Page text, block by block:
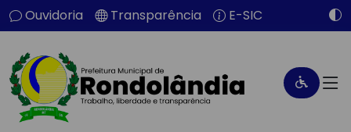
Ouvidoria Transparência E-SIC